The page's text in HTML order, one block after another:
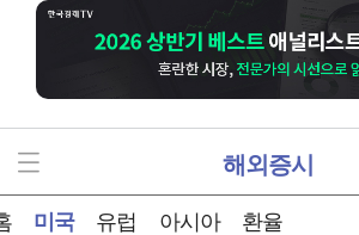
해외증시
미국 유럽 아시아 환율